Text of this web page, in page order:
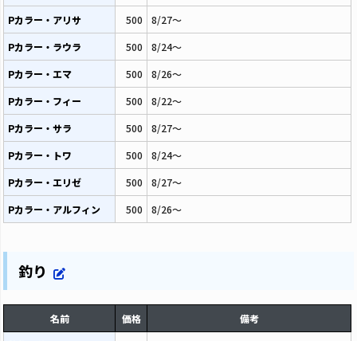
Pカラー・アリサ
500
8/27～
Pカラー・ラウラ
500
8/24～
Pカラー・エマ
500
8/26～
Pカラー・フィー
500
8/22～
Pカラー・サラ
500
8/27～
Pカラー・トワ
500
8/24～
Pカラー・エリゼ
500
8/27～
Pカラー・アルフィン
500 8/26～
釣り
名前 価格
備考